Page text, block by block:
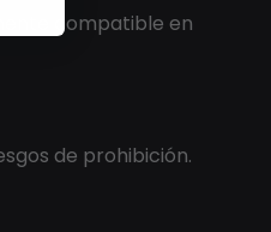
compatible en
de prohibición.